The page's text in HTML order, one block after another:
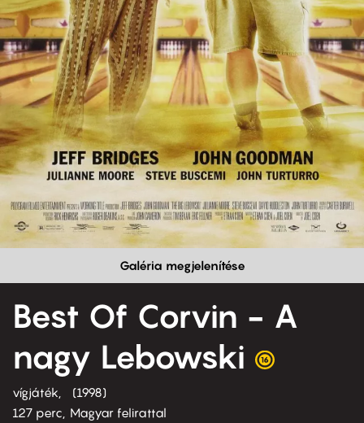
Galéria megjelenítése
Best Of Corvin - A
nagy Lebowski
vígjáték
1998
127 perc,
Magyar felirattal